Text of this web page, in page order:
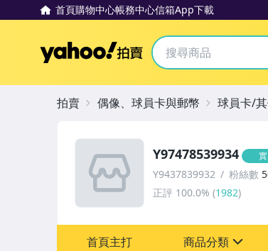
首頁購物中心帳務中心信箱App下載
Yahoo拍賣
Y97478539934
Y9437839932 粉絲數
正評 100.0% (1982)
首頁主打 商品分類
拍賣 偶像、球員卡與郵幣 球員卡/